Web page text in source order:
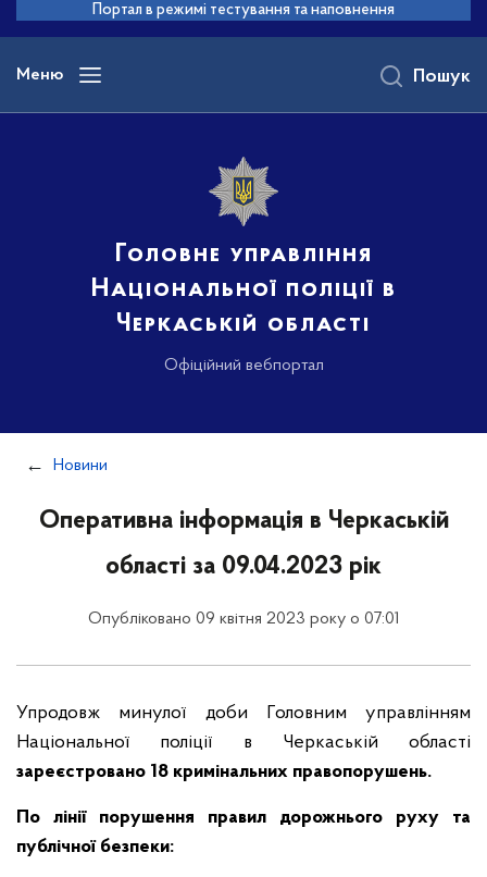
основного
вмісту
Портал в режимі тестування та наповнення
Меню
Головне управління
Національної поліції в
Черкаській області
Офіційний вебпортал
Пошук
Новини
Оперативна інформація в Черкаській
області за 09.04.2023 рік
Опубліковано 09 квітня 2023 року о 07:01
Упродовж минулої доби Головним управлінням
Національної поліції в Черкаській області
зареєстровано 18 кримінальних правопорушень.
По лінії порушення правил дорожнього руху та
публічної безпеки: